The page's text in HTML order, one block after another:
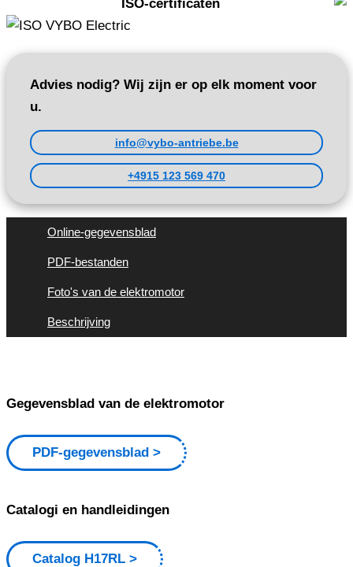
ISO-certificaten
Advies nodig? Wij zijn er op elk moment voor
u.
info@vybo-antriebe.be
+4915 123 569 470
Online-gegevensblad
PDF-bestanden
Foto's van de elektromotor
Beschrijving
Gegevensblad van de elektromotor
PDF-gegevensblad
Catalogi en handleidingen
Catalog H17RL